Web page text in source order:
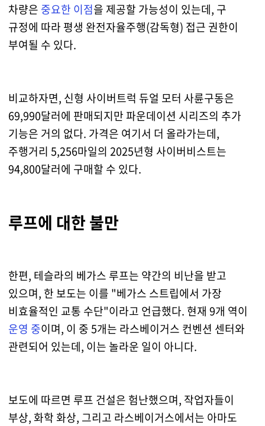
차량은 중요한 이점을 제공할 가능성이 있는데, 구
규정에 따라 평생 완전자율주행(감독형) 접근 권한이
부여될 수 있다.
비교하자면, 신형 사이버트럭 듀얼 모터 사륜구동은
69,990달러에 판매되지만 파운데이션 시리즈의 추가
기능은 거의 없다. 가격은 여기서 더 올라가는데,
주행거리 5,256마일의 2025년형 사이버비스트는
94,800달러에 구매할 수 있다.
루프에 대한 불만
한편, 테슬라의 베가스 루프는 약간의 비난을 받고
있으며, 한 보도는 이를 "베가스 스트립에서 가장
비효율적인 교통 수단"이라고 언급했다. 현재 9개 역이
운영 중이며, 이 중 5개는 라스베이거스 컨벤션 센터와
관련되어 있는데, 이는 놀라운 일이 아니다.
보도에 따르면 루프 건설은 험난했으며, 작업자들이
부상, 화학 화상, 그리고 라스베이거스에서는 아마도